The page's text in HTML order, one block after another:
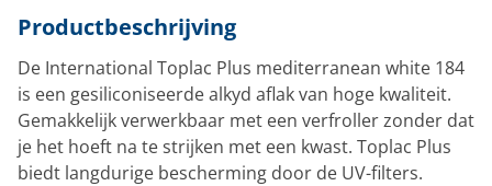
Productbeschrijving
De International Toplac Plus mediterranean white 184
is een gesiliconiseerde alkyd aflak van hoge kwaliteit.
Gemakkelijk verwerkbaar met een verfroller zonder dat
je het hoeft na te strijken met een kwast. Toplac Plus
biedt langdurige bescherming door de UV-filters.